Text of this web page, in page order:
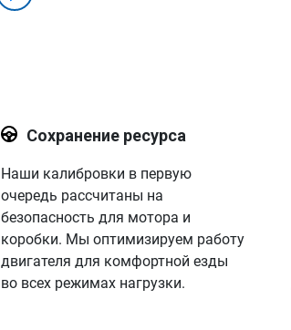
Сохранение ресурса
Наши калибровки в первую
очередь рассчитаны на
безопасность для мотора и
коробки. Мы оптимизируем работу
двигателя для комфортной езды
во всех режимах нагрузки.